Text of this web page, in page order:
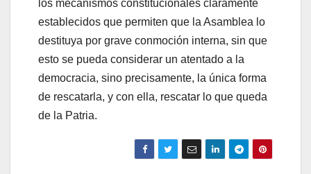
los mecanismos constitucionales claramente
establecidos que permiten que la Asamblea lo
destituya por grave conmoción interna, sin que
esto se pueda considerar un atentado a la
democracia, sino precisamente, la única forma
de rescatarla, y con ella, rescatar lo que queda
de la Patria.